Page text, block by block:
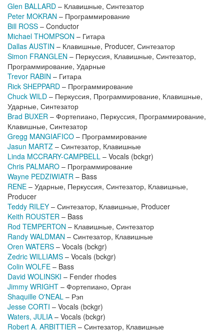
Glen BALLARD – Клавишные, Синтезатор
Peter MOKRAN – Программирование
Bill ROSS – Conductor
Michael THOMPSON – Гитара
Dallas AUSTIN – Клавишные, Producer, Синтезатор
Simon FRANGLEN – Перкуссия, Клавишные, Синтезатор,
Программирование, Ударные
Trevor RABIN – Гитара
Rick SHEPPARD – Программирование
Chuck WILD – Перкуссия, Программирование, Клавишные,
Ударные, Синтезатор
Brad BUXER – Фортепиано, Перкуссия, Программирование,
Клавишные, Синтезатор
Gregg MANGIAFICO – Программирование
Jasun MARTZ – Синтезатор, Клавишные
Linda MCCRARY-CAMPBELL – Vocals (bckgr)
Chris PALMARO – Программирование
Wayne PEDZIWIATR – Bass
RENE – Ударные, Перкуссия, Синтезатор, Клавишные,
Producer
Teddy RILEY – Синтезатор, Клавишные, Producer
Keith ROUSTER – Bass
Rod TEMPERTON – Клавишные, Синтезатор
Randy WALDMAN – Синтезатор, Клавишные
Oren WATERS – Vocals (bckgr)
Zedric WILLIAMS – Vocals (bckgr)
Colin WOLFE – Bass
David WOLINSKI – Fender rhodes
Jimmy WRIGHT – Фортепиано, Орган
Shaquille O'NEAL – Рэп
Jesse CORTI – Vocals (bckgr)
Waters, JULIA – Vocals (bckgr)
Robert A. ARBITTIER – Синтезатор, Клавишные